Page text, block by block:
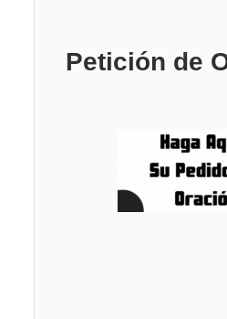
Petición de